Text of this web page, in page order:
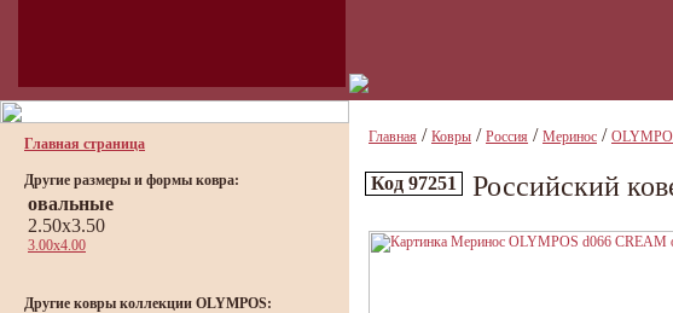
Главная страница
Другие размеры и формы ковра:
овальные
2.50x3.50
3.00x4.00
Другие ковры коллекции OLYMPOS:
Главная / Ковры / Россия / Меринос /
Код 97251 Российский